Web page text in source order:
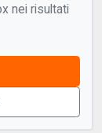
nei risultati